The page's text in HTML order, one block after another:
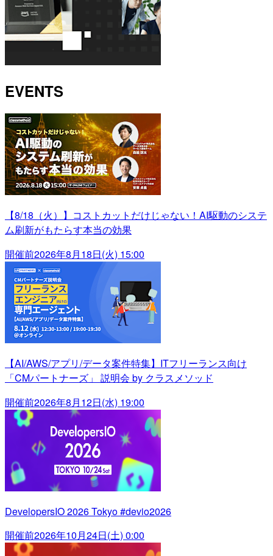
EVENTS
【8/18（火）】コストカットだけじゃない！AI駆動のシステ
ム刷新がもたらす本当の効果
開催前2026年8月18日(火) 15:00
【AI/AWS/アプリ/データ案件特集】ITフリーランス向け
「CMパートナーズ」 説明会 by クラスメソッド
開催前2026年8月12日(水) 19:00
DevelopersIO 2026 Tokyo #devio2026
開催前2026年10月24日(土) 0:00